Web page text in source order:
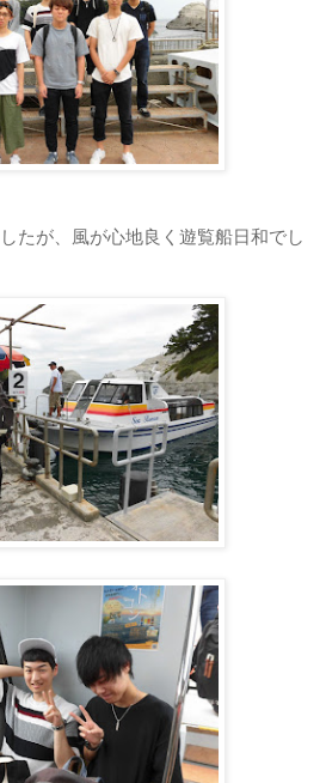
たが、風が心地良く遊覧船日和でし